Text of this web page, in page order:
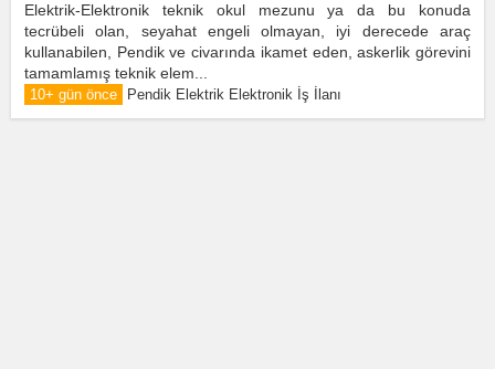
Elektrik-Elektronik teknik okul mezunu ya da bu konuda
tecrübeli olan, seyahat engeli olmayan, iyi derecede araç
kullanabilen, Pendik ve civarında ikamet eden, askerlik görevini
tamamlamış teknik elem...
10+ gün önce Pendik Elektrik Elektronik İş İlanı